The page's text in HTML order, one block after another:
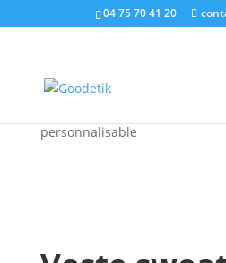
04 75 70 41 20
e-shop/Made in France
personnalisable